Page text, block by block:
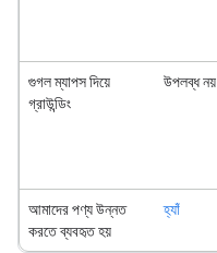
গুগল ম্যাপস দিয়ে
গ্রাউন্ডিং
উপলব্ধ নয়
আমাদের পণ্য উন্নত
করতে ব্যবহৃত হয়
হ্যাঁ